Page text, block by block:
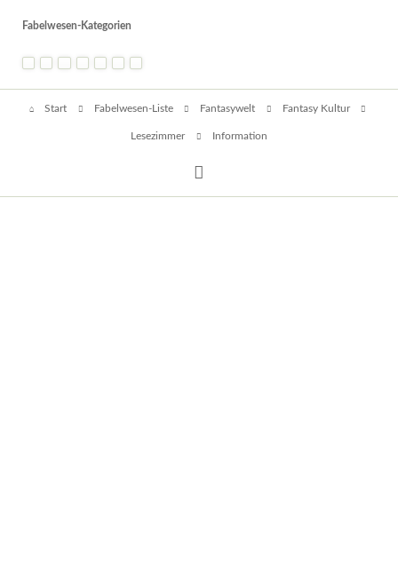
-
Gelegenheiten
Fabelwesen-Kategorien
Start Fabelwesen-Liste Fantasywelt Fantasy Kultur
Lesezimmer Information